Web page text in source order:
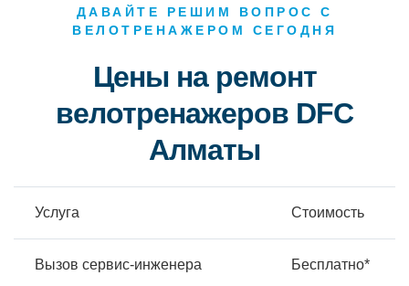
ДАВАЙТЕ РЕШИМ ВОПРОС С
ВЕЛОТРЕНАЖЕРОМ СЕГОДНЯ
Цены на ремонт
велотренажеров DFC
Алматы
Услуга Стоимость
Вызов сервис-инженера Бесплатно*